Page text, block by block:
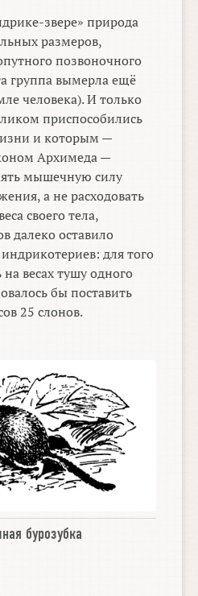
звере» природа
размеров,
позвоночного
группа вымерла ещё
человека). И только
приспособились
и которым —
Архимеда —
мышечную силу
а не расходовать
своего тела,
далеко оставило
для того
весах тушу одного
бы поставить
25 слонов.
бурозубка